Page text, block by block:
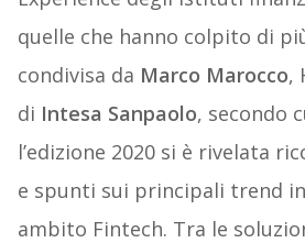
quelle che hanno colpito di
condivisa da Marco Marocco,
di Intesa Sanpaolo, secondo
l’edizione 2020 si è rivelata
e spunti sui principali trend
ambito Fintech. Tra le